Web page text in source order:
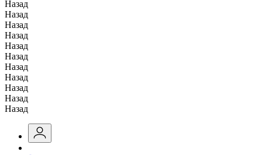
Назад
Назад
Назад
Назад
Назад
Назад
Назад
Назад
Назад
Назад
Назад